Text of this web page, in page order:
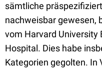
sämtliche
nachweisbar gewesen,
vom Harvard University
Hospital. Dies habe
Kategorien gegolten. In